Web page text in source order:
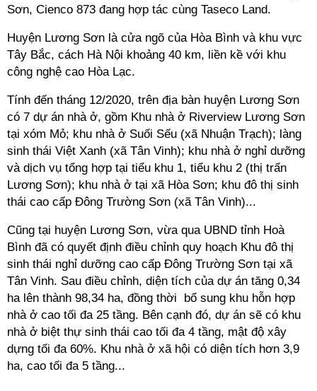
Sơn, Cienco 873 đang hợp tác cùng Taseco Land.
Huyện Lương Sơn là cửa ngõ của Hòa Bình và khu vực
Τây Bắc, cách Hà Nội khoảng 40 km, liền kề với khu
công nghệ cao Hòa Lạc.
Tính đến tháng 12/2020, trên địa bàn huyện Lương Sơn
có 7 dự án nhà ở, gồm Khu nhà ở Riverview Lương Sơn
tại xóm Mỏ; khu nhà ở Suối Sếu (xã Nhuận Trạch); làng
sinh thái Việt Xanh (xã Tân Vinh); khu nhà ở nghỉ dưỡng
và dịch vụ tổng hợp tại tiểu khu 1, tiểu khu 2 (thị trấn
Lương Sơn); khu nhà ở tại xã Hòa Sơn; khu đô thị sinh
thái cao cấp Đông Trường Sơn (xã Tân Vinh)...
Cũng tại huyện Lương Sơn, vừa qua UBND tỉnh Hoà
Bình đã có quyết định điều chỉnh quy hoạch Khu đô thị
sinh thái nghỉ dưỡng cao cấp Đông Trường Sơn tại xã
Tân Vinh. Sau điều chỉnh, diện tích của dự án tăng 0,34
ha lên thành 98,34 ha, đồng thời bổ sung khu hỗn hợp
nhà ở cao tối đa 25 tầng. Bên cạnh đó, dự án sẽ có khu
nhà ở biệt thự sinh thái cao tối đa 4 tầng, mật độ xây
dựng tối đa 60%. Khu nhà ở xã hội có diện tích hơn 3,9
ha, cao tối đa 5 tầng...